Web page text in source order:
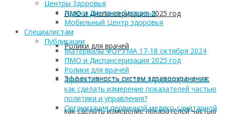
ПМО и Диспансеризация 2025 год
Ролики для врачей
Эффективность систем здравоохранения:
как сделать измерение показателей частью
Центры Здоровья
Адреса Центров Здоровья
Мобильный Центр здоровья
Cпециалистам
Публикации
Материалы ФОРУМА 17-18 октября 2024
ПМО и Диспансеризация 2025 год
Ролики для врачей
Эффективность систем здравоохранения:
как сделать измерение показателей частью
политики и управления?
Организация первичной медико-санитарной